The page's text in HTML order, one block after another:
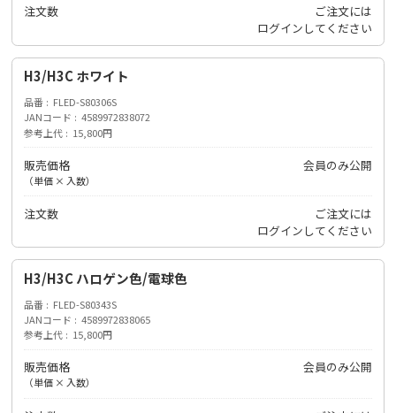
注文数
ご注文には
ログイン してください
H3/H3C ホワイト
品番
FLED-S80306S
JANコード
4589972838072
参考上代
15,800円
販売価格
（単価 × 入数）
会員のみ公開
注文数
ご注文には
ログイン してください
H3/H3C ハロゲン色/電球色
品番
FLED-S80343S
JANコード
4589972838065
参考上代
15,800円
販売価格
（単価 × 入数）
会員のみ公開